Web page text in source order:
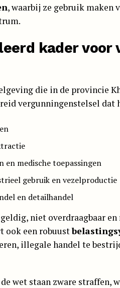
, waarbij ze gebruik maken
kader voor
die in de provincie
vergunningenstelsel dat
en medische toepassingen
gebruik en vezelproductie
en detailhandel
niet overdraagbaar
ook een robuust
illegale handel te
wet staan zware straffen,